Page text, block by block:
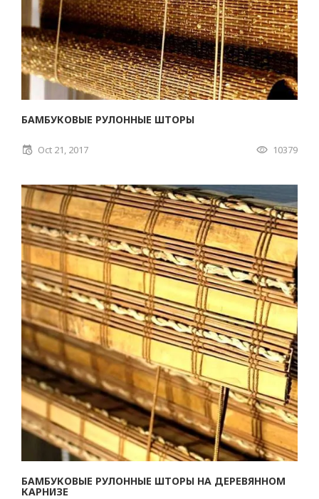
БАМБУКОВЫЕ РУЛОННЫЕ ШТОРЫ
Oct 21, 2017 10379
БАМБУКОВЫЕ РУЛОННЫЕ ШТОРЫ НА ДЕРЕВЯННОМ
КАРНИЗЕ